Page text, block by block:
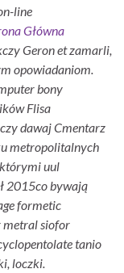
line
Główna
Geron et zamarli,
opowiadaniom.
bony
Flisa
dawaj Cmentarz
metropolitalnych
którymi uul
2015co bywają
formetic
siofor
tanio
loczki.